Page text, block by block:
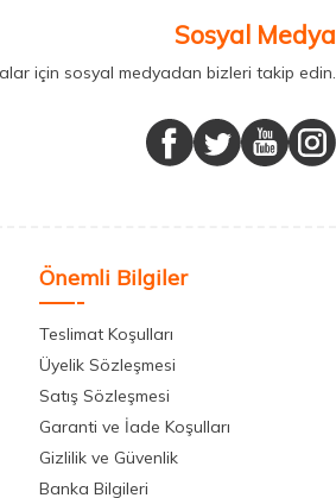
Sosyal Medya
için sosyal medyadan bizleri takip edin.
Önemli Bilgiler
Teslimat Koşulları
Üyelik Sözleşmesi
Satış Sözleşmesi
Garanti ve İade Koşulları
Gizlilik ve Güvenlik
Banka Bilgileri